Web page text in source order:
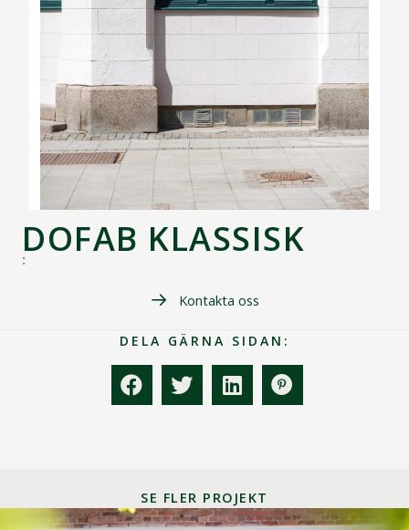
DOFAB KLASSISK
:
Kontakta oss
DELA GÄRNA SIDAN:
SE FLER PROJEKT